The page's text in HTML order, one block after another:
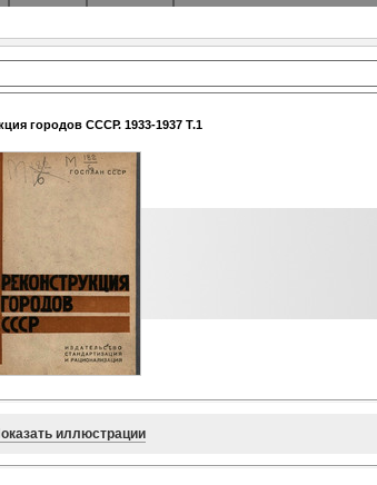
городов СССР. 1933-1937 Т.1
иллюстрации